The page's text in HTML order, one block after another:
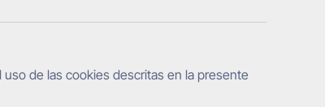
de las cookies descritas en la presente